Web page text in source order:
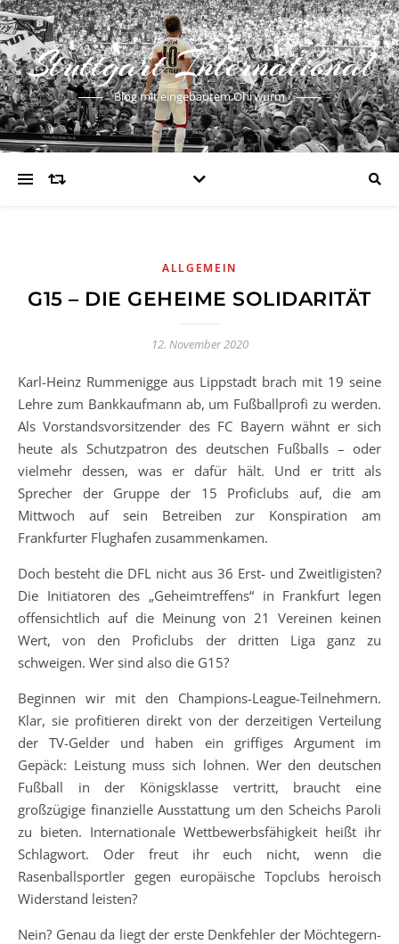
Stuttgart International
Blog mit eingebautem Ohrwurm
ALLGEMEIN
G15 – DIE GEHEIME SOLIDARITÄT
12. November 2020
Karl-Heinz Rummenigge aus Lippstadt brach mit 19 seine
Lehre zum Bankkaufmann ab, um Fußballprofi zu werden.
Als Vorstandsvorsitzender des FC Bayern wähnt er sich
heute als Schutzpatron des deutschen Fußballs – oder
vielmehr dessen, was er dafür hält. Und er tritt als
Sprecher der Gruppe der 15 Proficlubs auf, die am
Mittwoch auf sein Betreiben zur Konspiration am
Frankfurter Flughafen zusammenkamen.
Doch besteht die DFL nicht aus 36 Erst- und Zweitligisten?
Die Initiatoren des „Geheimtreffens“ in Frankfurt legen
offensichtlich auf die Meinung von 21 Vereinen keinen
Wert, von den Proficlubs der dritten Liga ganz zu
schweigen. Wer sind also die G15?
Beginnen wir mit den Champions-League-Teilnehmern.
Klar, sie profitieren direkt von der derzeitigen Verteilung
der TV-Gelder und haben ein griffiges Argument im
Gepäck: Leistung muss sich lohnen. Wer den deutschen
Fußball in der Königsklasse vertritt, braucht eine
großzügige finanzielle Ausstattung um den Scheichs Paroli
zu bieten. Internationale Wettbewerbsfähigkeit heißt ihr
Schlagwort. Oder freut ihr euch nicht, wenn die
Rasenballsportler gegen europäische Topclubs heroisch
Widerstand leisten?
Nein? Genau da liegt der erste Denkfehler der Möchtegern-